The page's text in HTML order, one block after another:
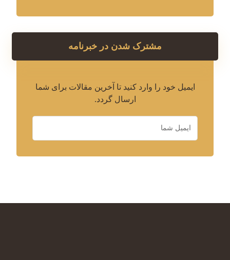
مشترک شدن در خبرنامه
ایمیل خود را وارد کنید تا آخرین مقالات برای شما
ارسال گردد.